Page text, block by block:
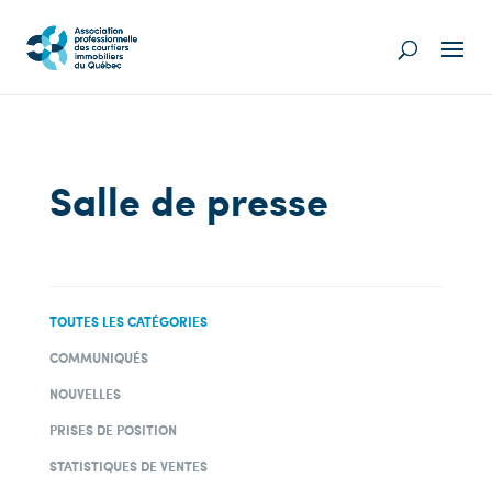
Salle de presse
TOUTES LES CATÉGORIES
COMMUNIQUÉS
NOUVELLES
PRISES DE POSITION
STATISTIQUES DE VENTES